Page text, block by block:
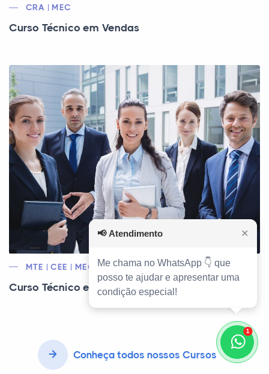
CRA | MEC
Curso Técnico em Vendas
MTE | CEE | MEC
Curso Técnico em Recursos Humanos
Conheça todos nossos Cursos
1
📢 Atendimento ✕
Me chama no WhatsApp 👇 que
posso te ajudar e apresentar uma
condição especial!